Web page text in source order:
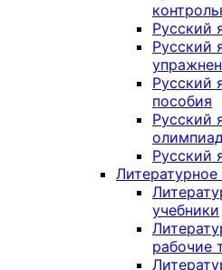
Русский
Русский
Русский
пособия
Русский
Русский
Литературное
учебники
рабочие